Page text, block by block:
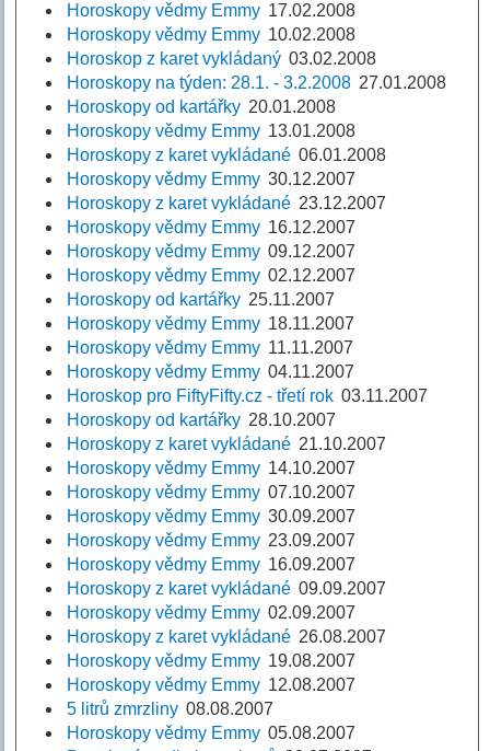
Horoskopy vědmy Emmy 17.02.2008
Horoskopy vědmy Emmy 10.02.2008
Horoskop z karet vykládaný 03.02.2008
Horoskopy na týden: 28.1. - 3.2.2008 27.01.2008
Horoskopy od kartářky 20.01.2008
Horoskopy vědmy Emmy 13.01.2008
Horoskopy z karet vykládané 06.01.2008
Horoskopy vědmy Emmy 30.12.2007
Horoskopy z karet vykládané 23.12.2007
Horoskopy vědmy Emmy 16.12.2007
Horoskopy vědmy Emmy 09.12.2007
Horoskopy vědmy Emmy 02.12.2007
Horoskopy od kartářky 25.11.2007
Horoskopy vědmy Emmy 18.11.2007
Horoskopy vědmy Emmy 11.11.2007
Horoskopy vědmy Emmy 04.11.2007
Horoskop pro FiftyFifty.cz - třetí rok 03.11.2007
Horoskopy od kartářky 28.10.2007
Horoskopy z karet vykládané 21.10.2007
Horoskopy vědmy Emmy 14.10.2007
Horoskopy vědmy Emmy 07.10.2007
Horoskopy vědmy Emmy 30.09.2007
Horoskopy vědmy Emmy 23.09.2007
Horoskopy vědmy Emmy 16.09.2007
Horoskopy z karet vykládané 09.09.2007
Horoskopy vědmy Emmy 02.09.2007
Horoskopy z karet vykládané 26.08.2007
Horoskopy vědmy Emmy 19.08.2007
Horoskopy vědmy Emmy 12.08.2007
5 litrů zmrzliny 08.08.2007
Horoskopy vědmy Emmy 05.08.2007